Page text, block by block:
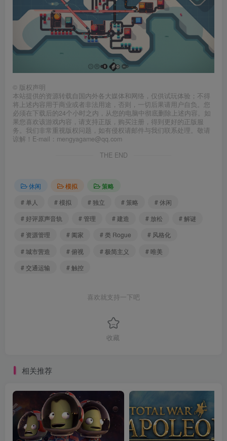
© 版权声明
本站提供的资源转载自国内外各大媒体和网络，仅供试玩体验；不得
将上述内容用于商业或者非法用途，否则，一切后果请用户自负。您
必须在下载后的24个小时之内，从您的电脑中彻底删除上述内容。如
果您喜欢该游戏内容，请支持正版，购买注册，得到更好的正版服
务。我们非常重视版权问题，如有侵权请邮件与我们联系处理。敬请
谅解！E-mail：mengyagame@qq.com
THE END
休闲 模拟
策略
# 单人
# 模拟 # 独立 # 策略
# 休闲
# 好评原声音轨
# 管理 # 建造 # 放松
# 解谜
# 资源管理
# 阖家 # 类 Rogue
# 风格化
# 城市营造
# 俯视 # 极简主义
# 唯美
# 交通运输
# 触控
喜欢就支持一下吧
收藏
相关推荐